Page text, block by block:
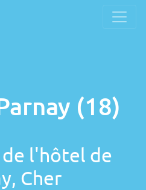
(18)
l'hôtel de
Cher